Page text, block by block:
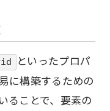
といったプロパ
に構築するための
ることで、要素の